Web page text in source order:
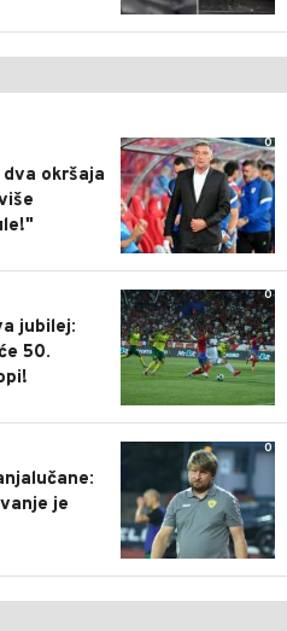
0
okršaja
0
jubilej:
50.
0
je